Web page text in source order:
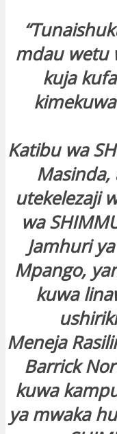
mdau wetu
kuja
Katibu wa
Masinda,
utekelezaji
wa
Jamhuri
Mpango,
kuwa
Meneja
Barrick
kuwa
ya mwaka